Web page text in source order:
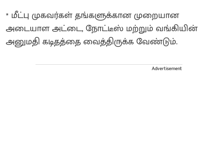
* மீட்பு முகவர்கள் தங்களுக்கான முறையான
அடையாள அட்டை, நோட்டீஸ் மற்றும் வங்கியின்
அனுமதி கடிதத்தை வைத்திருக்க வேண்டும்.
Advertisement